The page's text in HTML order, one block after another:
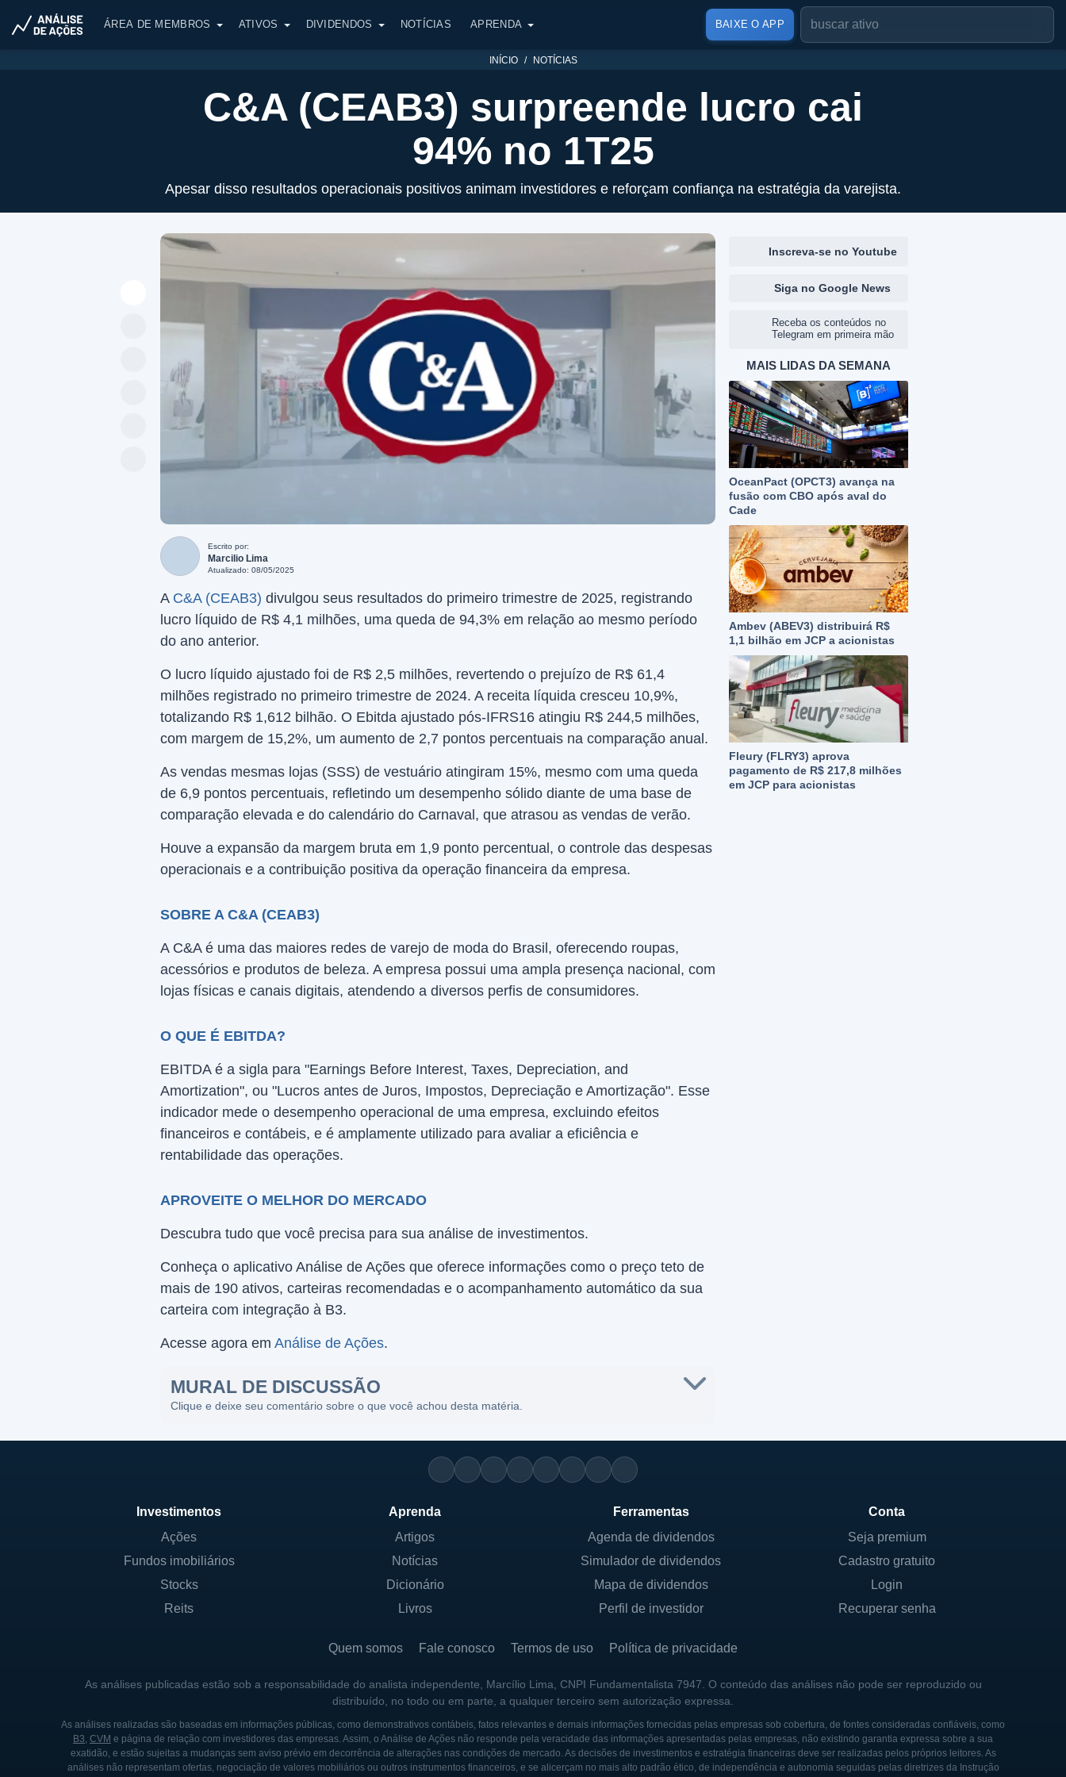
ÁREA DE MEMBROS ATIVOS DIVIDENDOS NOTÍCIAS APRENDA BAIXE O APP
INÍCIO NOTÍCIAS
C&A (CEAB3) surpreende lucro cai
94% no 1T25
Apesar disso resultados operacionais positivos animam investidores e reforçam confiança na estratégia da varejista.
Escrito por:
Marcilio Lima
Atualizado: 08/05/2025
A C&A (CEAB3) divulgou seus resultados do primeiro trimestre de 2025, registrando
lucro líquido de R$ 4,1 milhões, uma queda de 94,3% em relação ao mesmo período
do ano anterior.
O lucro líquido ajustado foi de R$ 2,5 milhões, revertendo o prejuízo de R$ 61,4
milhões registrado no primeiro trimestre de 2024. A receita líquida cresceu 10,9%,
totalizando R$ 1,612 bilhão. O Ebitda ajustado pós-IFRS16 atingiu R$ 244,5 milhões,
com margem de 15,2%, um aumento de 2,7 pontos percentuais na comparação anual.
As vendas mesmas lojas (SSS) de vestuário atingiram 15%, mesmo com uma queda
de 6,9 pontos percentuais, refletindo um desempenho sólido diante de uma base de
comparação elevada e do calendário do Carnaval, que atrasou as vendas de verão.
Houve a expansão da margem bruta em 1,9 ponto percentual, o controle das despesas
operacionais e a contribuição positiva da operação financeira da empresa.
SOBRE A C&A (CEAB3)
A C&A é uma das maiores redes de varejo de moda do Brasil, oferecendo roupas,
acessórios e produtos de beleza. A empresa possui uma ampla presença nacional, com
lojas físicas e canais digitais, atendendo a diversos perfis de consumidores.
O QUE É EBITDA?
EBITDA é a sigla para "Earnings Before Interest, Taxes, Depreciation, and
Amortization", ou "Lucros antes de Juros, Impostos, Depreciação e Amortização". Esse
indicador mede o desempenho operacional de uma empresa, excluindo efeitos
financeiros e contábeis, e é amplamente utilizado para avaliar a eficiência e
rentabilidade das operações.
APROVEITE O MELHOR DO MERCADO
Descubra tudo que você precisa para sua análise de investimentos.
Conheça o aplicativo Análise de Ações que oferece informações como o preço teto de
mais de 190 ativos, carteiras recomendadas e o acompanhamento automático da sua
carteira com integração à B3.
Acesse agora em Análise de Ações.
MURAL DE DISCUSSÃO
Clique e deixe seu comentário sobre o que você achou desta matéria.
Inscreva-se no Youtube
Siga no Google News
Receba os conteúdos no
Telegram em primeira mão
MAIS LIDAS DA SEMANA
OceanPact (OPCT3) avança na
fusão com CBO após aval do
Cade
Ambev (ABEV3) distribuirá R$
1,1 bilhão em JCP a acionistas
Fleury (FLRY3) aprova
pagamento de R$ 217,8 milhões
em JCP para acionistas
Investimentos
Ações
Fundos imobiliários
Stocks
Reits
Aprenda
Artigos
Notícias
Dicionário
Livros
Ferramentas
Agenda de dividendos
Simulador de dividendos
Mapa de dividendos
Perfil de investidor
Conta
Seja premium
Cadastro gratuito
Login
Recuperar senha
Quem somos Fale conosco Termos de uso Política de privacidade
As análises publicadas estão sob a responsabilidade do analista independente, Marcílio Lima, CNPI Fundamentalista 7947. O conteúdo das análises não pode ser reproduzido ou
distribuído, no todo ou em parte, a qualquer terceiro sem autorização expressa.
As análises realizadas são baseadas em informações públicas, como demonstrativos contábeis, fatos relevantes e demais informações fornecidas pelas empresas sob cobertura, de fontes consideradas confiáveis, como
B3, CVM e página de relação com investidores das empresas. Assim, o Análise de Ações não responde pela veracidade das informações apresentadas pelas empresas, não existindo garantia expressa sobre a sua
exatidão, e estão sujeitas a mudanças sem aviso prévio em decorrência de alterações nas condições de mercado. As decisões de investimentos e estratégia financeiras deve ser realizadas pelos próprios leitores. As
análises não representam ofertas, negociação de valores mobiliários ou outros instrumentos financeiros, e se alicerçam no mais alto padrão ético, de independência e autonomia seguidas pelas diretrizes da Instrução